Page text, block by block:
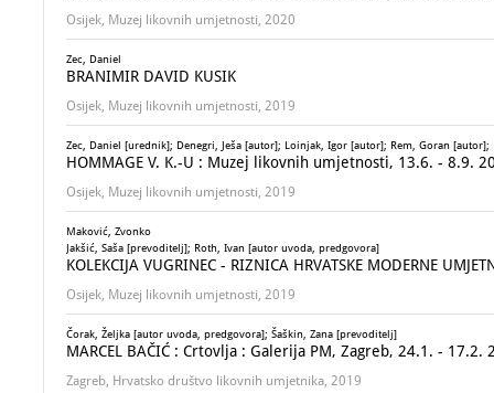
Osijek, Muzej likovnih umjetnosti, 2020
Zec, Daniel
BRANIMIR DAVID KUSIK
Osijek, Muzej likovnih umjetnosti, 2019
Zec, Daniel [urednik]; Denegri, Ješa [autor]; Loinjak, Igor [autor]; Rem, Goran [autor];
HOMMAGE V. K.-U : Muzej likovnih umjetnosti, 13.6. - 8.9.
Osijek, Muzej likovnih umjetnosti, 2019
Maković, Zvonko
Jakšić, Saša [prevoditelj]; Roth, Ivan [autor uvoda, predgovora]
KOLEKCIJA VUGRINEC - RIZNICA HRVATSKE MODERNE
Osijek, Muzej likovnih umjetnosti, 2019
Čorak, Željka [autor uvoda, predgovora]; Šaškin, Zana [prevoditelj]
MARCEL BAČIĆ : Crtovlja : Galerija PM, Zagreb, 24.1. -
Zagreb, Hrvatsko društvo likovnih umjetnika, 2019